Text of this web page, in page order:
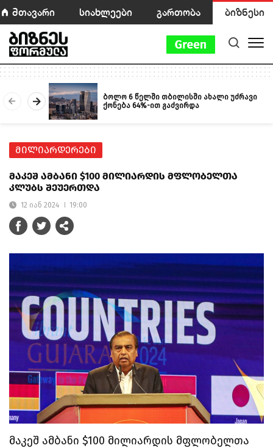
მთავარი სიახლეები გართობა ბიზნესი
ბოლო 6 წელში თბილისში ახალი უძრავი
ქონება 64%-ით გაძვირდა
მილიარდერები
მაკეშ ამბანი $100 მილიარდის მფლობელთა
კლუბს შეუერთდა
12 იან 2024 19:00
მაკეშ ამბანი $100 მილიარდის მფლობელთა